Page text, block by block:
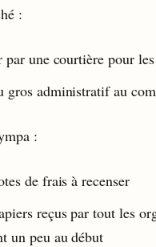
:
par une courtière pour les
gros administratif au
:
de frais à recenser
reçus par tout les
un peu au début